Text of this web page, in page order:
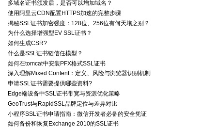
多域名证书颁发后，是否可以增加域名？
使用阿里云CDN配置HTTPS加速的完整步骤
揭秘SSL证书加密强度：128位、256位有何天壤之别？
为什么选择增强型EV SSL证书？
如何生成CSR?
什么是SSL证书链信任模型？
如何在tomcat中安装PFX格式SSL证书
深入理解Mixed Content：定义、风险与浏览器识别机制
申请SSL证书需要提供哪些资料?
Edge端设备中SSL证书带宽与资源优化策略
GeoTrust与RapidSSL品牌定位与差异对比
小程序SSL证书申请指南：微信开发者必备的安全凭证
如何备份和恢复Exchange 2010的SSL证书